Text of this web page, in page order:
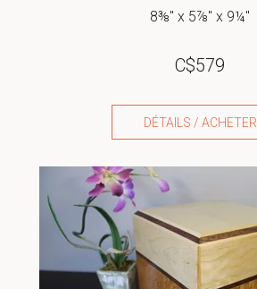
8⅜" x 5⅞" x 9¼"
C$579
DÉTAILS / ACHETER